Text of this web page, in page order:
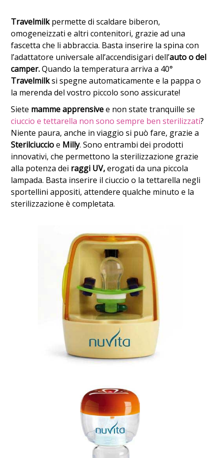
Travelmilkpermette di scaldare biberon,
omogeneizzati e altri contenitori, grazie ad una
fascetta che li abbraccia. Basta inserire la spina con
l’adattatore universale all’accendisigari dell’auto o del
camper.Quando la temperatura arriva a 40°
Travelmilksi spegne automaticamente e la pappa o
la merenda del vostro piccolo sono assicurate!
Siete mamme apprensivee non state tranquille se
ciuccio e tettarella non sono sempre ben sterilizzati?
Niente paura, anche in viaggio si può fare, grazie a
Sterilciuccioe Milly. Sono entrambi dei prodotti
innovativi, che permettono la sterilizzazione grazie
alla potenza dei raggi UV,erogati da una piccola
lampada. Basta inserire il ciuccio o la tettarella negli
sportellini appositi, attendere qualche minuto e la
sterilizzazione è completata.